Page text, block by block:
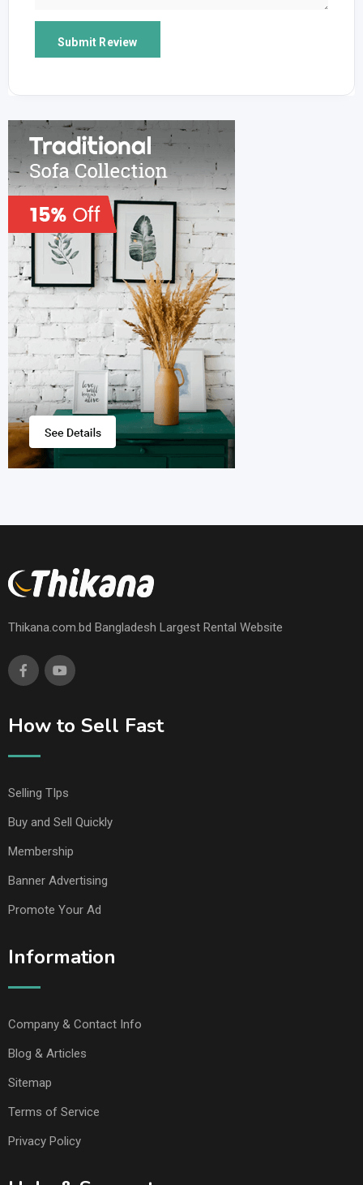
Thikana.com.bd Bangladesh Largest Rental Website
How to Sell Fast
Selling TIps
Buy and Sell Quickly
Membership
Banner Advertising
Promote Your Ad
Information
Company & Contact Info
Blog & Articles
Sitemap
Terms of Service
Privacy Policy